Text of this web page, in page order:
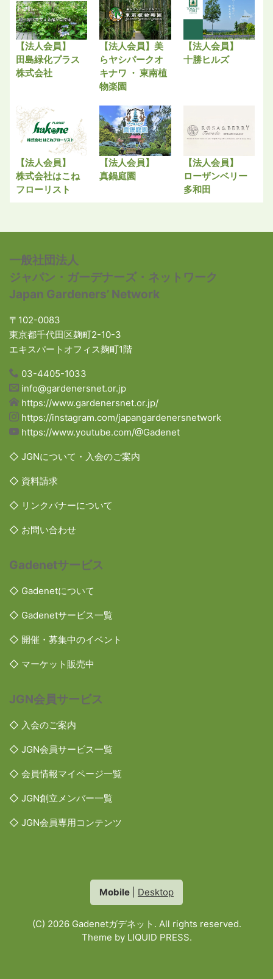
【法人会員】
田島緑化プラス
株式会社
【法人会員】美
らヤシパークオ
キナワ ・ 東南植
物楽園
【法人会員】
十勝ヒルズ
【法人会員】
株式会社はこね
フローリスト
【法人会員】
真鍋庭園
【法人会員】
ローザンベリー
多和田
一般社団法人
ジャパン・ガーデナーズ・ネットワーク
Japan Gardeners’ Network
〒102-0083
東京都千代田区麹町2-10-3
エキスパートオフィス麹町1階
03-4405-1033
info@gardenersnet.or.jp
https://www.gardenersnet.or.jp/
https://instagram.com/japangardenersnetwork
https://www.youtube.com/@Gadenet
◇ JGNについて・入会のご案内
◇ 資料請求
◇ リンクバナーについて
◇ お問い合わせ
Gadenetサービス
◇ Gadenetについて
◇ Gadenetサービス一覧
◇ 開催・募集中のイベント
◇ マーケット販売中
JGN会員サービス
◇ 入会のご案内
◇ JGN会員サービス一覧
◇ 会員情報マイページ一覧
◇ JGN創立メンバー一覧
◇ JGN会員専用コンテンツ
Mobile Desktop
(C) 2026 Gadenetガデネット . All rights reserved.
Theme by LIQUID PRESS.